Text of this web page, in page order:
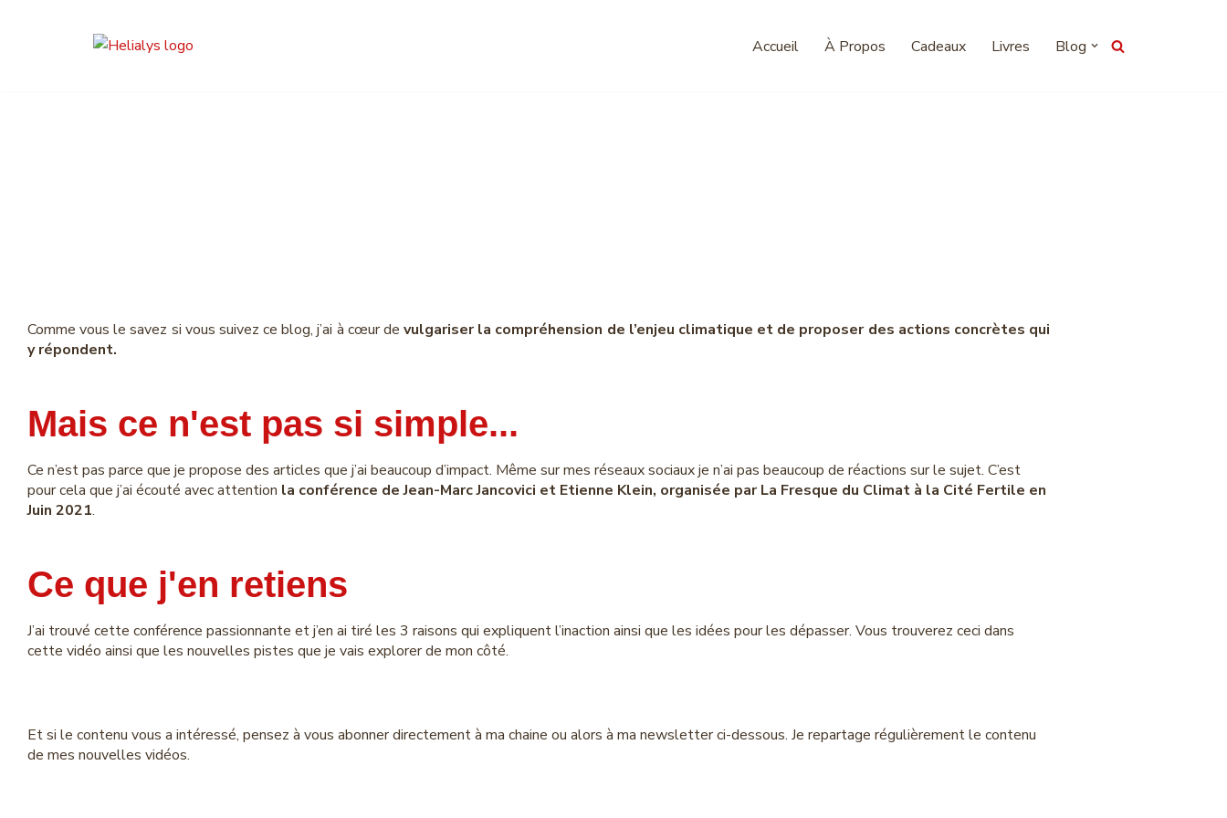
Accueil À Propos Cadeaux Livres Blog
Comme vous le savez si vous suivez ce blog, j’ai à cœur devulgariser la compréhension de l’enjeu climatique et de proposer des actions concrètes qui
y répondent.
Mais ce n'est pas si simple...
Ce n’est pas parce que je propose des articles que j’ai beaucoup d’impact. Même sur mes réseaux sociaux je n’ai pas beaucoup de réactions sur le sujet. C’est
pour cela que j’ai écouté avec attention la conférence de Jean-Marc Jancovici et Etienne Klein, organisée par La Fresque du Climat à la Cité Fertile en
Juin 2021.
Ce que j'en retiens
J’ai trouvé cette conférence passionnante et j’en ai tiré les 3 raisons qui expliquent l’inaction ainsi que les idées pour les dépasser. Vous trouverez ceci dans
cette vidéo ainsi que les nouvelles pistes que je vais explorer de mon côté.
Et si le contenu vous a intéressé, pensez à vous abonner directement à ma chaine ou alors à ma newsletter ci-dessous. Je repartage régulièrement le contenu
de mes nouvelles vidéos.